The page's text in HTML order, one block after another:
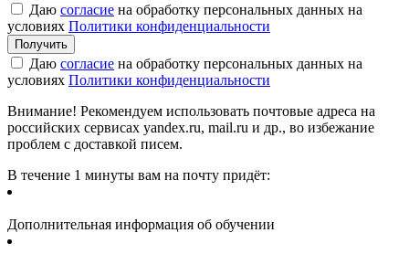
Даю согласие на обработку персональных данных на
условиях Политики конфиденциальности
Даю согласие на обработку персональных данных на
условиях Политики конфиденциальности
Внимание! Рекомендуем использовать почтовые адреса на
российских сервисах yandex.ru, mail.ru и др., во избежание
проблем с доставкой писем.
В течение 1 минуты вам на почту придёт:
Дополнительная информация об обучении